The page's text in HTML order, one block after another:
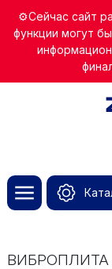
⚙️Сейчас сайт
функции могут
ВИБРОПЛИТА